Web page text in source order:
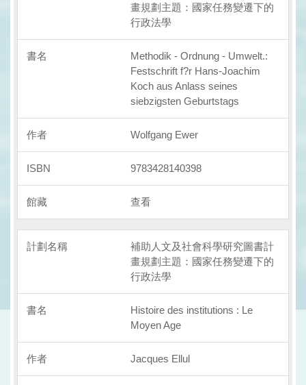
畫規劃主題：國家任務變遷下的
行政法學
Methodik - Ordnung - Umwelt.:
Festschrift f?r Hans-Joachim
Koch aus Anlass seines
siebzigsten Geburtstags
Wolfgang Ewer
9783428140398
查看
補助人文及社會科學研究圖書計
畫規劃主題：國家任務變遷下的
行政法學
Histoire des institutions : Le
Moyen Age
Jacques Ellul